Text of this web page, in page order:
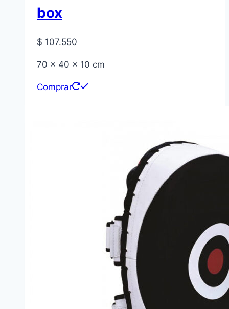
box
$ 107.550
70 x 40 x 10 cm
Comprar